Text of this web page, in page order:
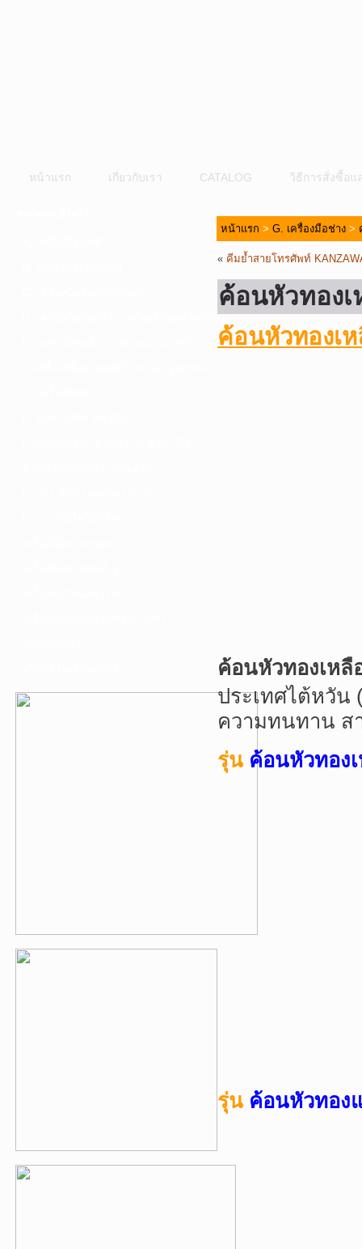
หน้าแรก เกี่ยวกับเรา CATALOG วิธีการสั่งซื้อแ
D. เครื่องมือก่อสร้าง-เครื่องมืออุตสาหกรรม
หน้าแรก > G. เครื่องมือช่าง >
« คีมย้ำสายโทรศัพท์
ค้อนหัวทองเ
ค้อนหัวทองเ
ค้อนหัวทองเห
ประเทศไต้หวัน
ความทนทาน ส
รุ่น ค้อนหัวทอง
รุ่น ค้อนหัวทอง